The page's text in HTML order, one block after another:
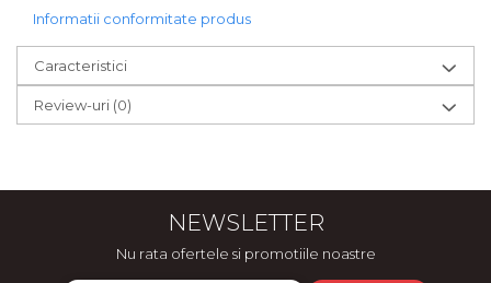
Informatii conformitate produs
Caracteristici
Review-uri (0)
NEWSLETTER
Nu rata ofertele si promotiile noastre